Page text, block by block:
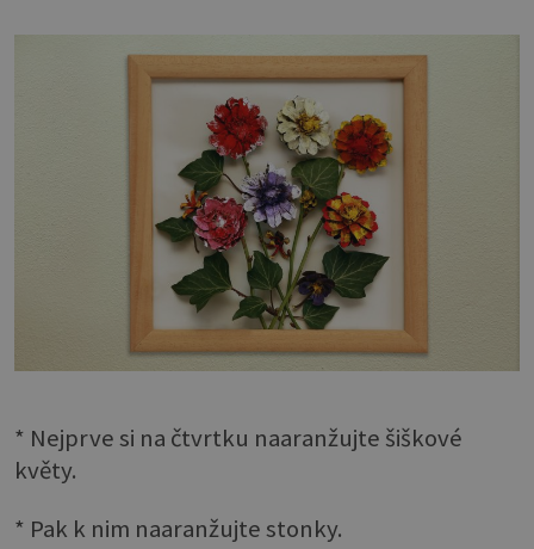
* Nejprve si na čtvrtku naaranžujte šiškové
květy.
* Pak k nim naaranžujte stonky.